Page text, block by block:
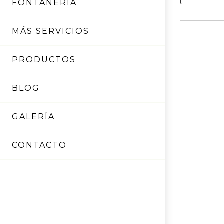
FONTANERÍA
MÁS SERVICIOS
PRODUCTOS
BLOG
GALERÍA
CONTACTO